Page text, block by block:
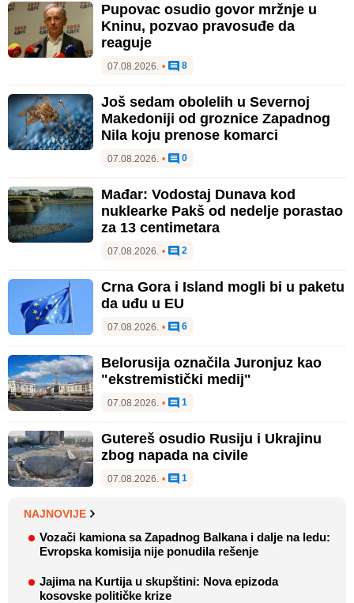
Pupovac osudio govor mržnje u
Kninu, pozvao pravosuđe da
reaguje
07.08.2026. • 8
Još sedam obolelih u Severnoj
Makedoniji od groznice Zapadnog
Nila koju prenose komarci
07.08.2026. • 0
Mađar: Vodostaj Dunava kod
nuklearke Pakš od nedelje porastao
za 13 centimetara
07.08.2026. • 2
Crna Gora i Island mogli bi u paketu
da uđu u EU
07.08.2026. • 6
Belorusija označila Juronjuz kao
"ekstremistički medij"
07.08.2026. • 1
Gutereš osudio Rusiju i Ukrajinu
zbog napada na civile
07.08.2026. • 1
NAJNOVIJE
Vozači kamiona sa Zapadnog Balkana i dalje na ledu:
Evropska komisija nije ponudila rešenje
Jajima na Kurtija u skupštini: Nova epizoda
kosovske političke krize